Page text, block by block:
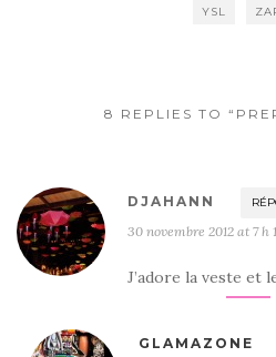
YSL
8 REPLIES TO
DJAHANN
30 novembre 2012 at 7 h
J’adore la veste et
GLAMAZONE